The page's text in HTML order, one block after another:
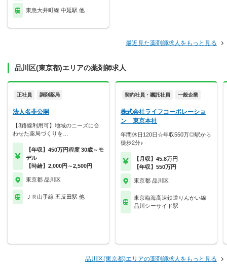
東急大井町線 中延駅 他
最近見た薬剤師求人をもっと見る
品川区(東京都)エリアの薬剤師求人
正社員 調剤薬局
法人名非公開
【3路線利用可】地域のニーズに合
わせた薬局づくりを…
【年収】450万円程度 30歳～モ
デル
【時給】2,000円～2,500円
東京都 品川区
ＪＲ山手線 五反田駅 他
契約社員・嘱託社員 一般企業
株式会社ライフコーポレーショ
ン 東京本社
年間休日120日☆年収550万◎駅から
徒歩2分♪
【月収】45.8万円
【年収】550万円
東京都 品川区
東京臨海高速鉄道りんかい線
品川シーサイド駅
品川区(東京都)エリアの薬剤師求人をもっと見る